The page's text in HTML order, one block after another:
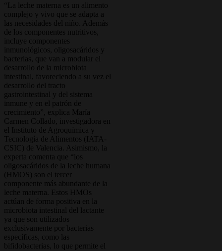
“La leche materna es un alimento
complejo y vivo que se adapta a
las necesidades del niño. Además
de los componentes nutritivos,
incluye componentes
inmunológicos, oligosacáridos y
bacterias, que van a modular el
desarrollo de la microbiota
intestinal, favoreciendo a su vez el
desarrollo del tracto
gastrointestinal y del sistema
inmune y en el patrón de
crecimiento”, explica María
Carmen Collado, investigadora en
el Instituto de Agroquímica y
Tecnología de Alimentos (IATA-
CSIC) de Valencia. Asimismo, la
experta comenta que “los
oligosacáridos de la leche humana
(HMOS) son el tercer
componente más abundante de la
leche materna. Estos HMOs
actúan de forma positiva en la
microbiota intestinal del lactante
ya que son utilizados
exclusivamente por bacterias
específicas, como las
bifidobacterias, lo que permite el